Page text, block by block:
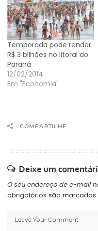
Temporada pode render
R$ 3 bilhões no litoral do
Paraná
12/02/2014
Em "Economia"
COMPARTILHE
Deixe um
O seu endereço de e-mail
obrigatórios são marcados